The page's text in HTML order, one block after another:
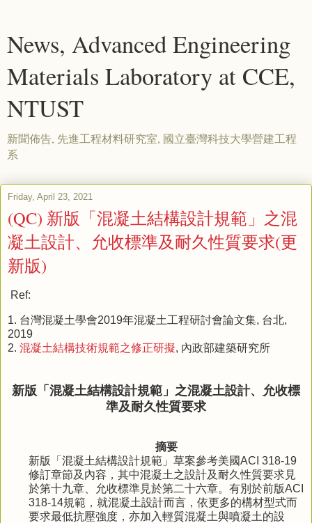
News, Advanced Engineering
Materials Laboratory at CCE,
NTUST
新聞佈告, 先進工程材料研究室, 國立臺灣科技大學營建工程
系
Friday, April 23, 2021
(QC) 新版「混凝土結構設計規範」之混
凝土設計、允收標準及耐久性質要求(更
新版)
Ref:
1. 台灣混凝土學會2019年混凝土工程研討會論文集, 台北,
2019
2. 混凝土結構技術規範之修正研擬, 內政部建築研究所
新版「混凝土結構設計規範」之混凝土設計、允收標
準及耐久性質要求
摘要
新版「混凝土結構設計規範」草案參考美國ACI 318-19
修訂章節及內容，其中混凝土之設計及耐久性質要求見
於第十九章、允收標準見於第二十六章。有別於前版ACI
318-14規範，就混凝土設計而言，依更多的構材型式而
要求最低抗壓強度，亦加入輕質混凝土與噴凝土的設